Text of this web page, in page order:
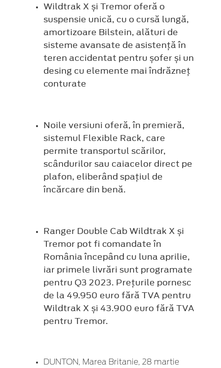
Wildtrak X și Tremor oferă o
suspensie unică, cu o cursă lungă,
amortizoare Bilstein, alături de
sisteme avansate de asistență în
teren accidentat pentru șofer și un
desing cu elemente mai îndrăzneț
conturate
Noile versiuni oferă, în premieră,
sistemul Flexible Rack, care
permite transportul scărilor,
scândurilor sau caiacelor direct pe
plafon, eliberând spațiul de
încărcare din benă.
Ranger Double Cab Wildtrak X și
Tremor pot fi comandate în
România începând cu luna aprilie,
iar primele livrări sunt programate
pentru Q3 2023. Prețurile pornesc
de la 49.950 euro fără TVA pentru
Wildtrak X și 43.900 euro fără TVA
pentru Tremor.
DUNTON, Marea Britanie, 28 martie